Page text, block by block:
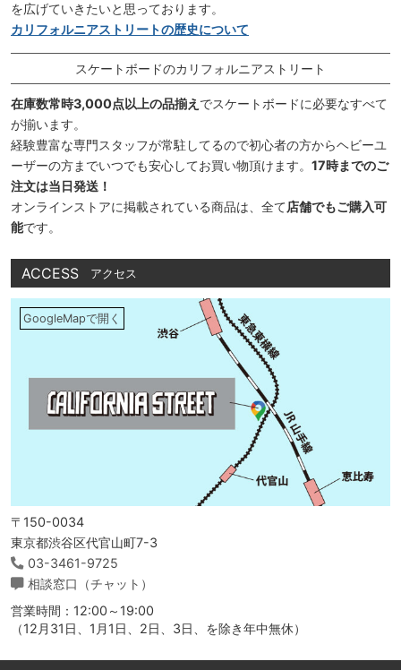
を広げていきたいと思っております。
カリフォルニアストリートの歴史について
スケートボードのカリフォルニアストリート
在庫数常時3,000点以上の品揃え でスケートボードに必要なすべて
が揃います。
経験豊富な専門スタッフが常駐してるので初心者の方からヘビーユ
ーザーの方までいつでも安心してお買い物頂けます。 17時までのご
注文は当日発送！
オンラインストアに掲載されている商品は、全て店舗でもご購入可
能です。
ACCESS アクセス
GoogleMapで開く
〒150-0034
東京都渋谷区代官山町7-3
03-3461-9725
相談窓口（チャット）
営業時間：12:00～19:00
（12月31日、1月1日、2日、3日、を除き年中無休）